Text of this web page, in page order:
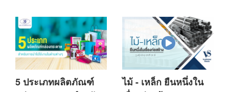
5 ประเภทผลิตภัณฑ์
ไม้ - เหล็ก ยืนหนึ่งใน